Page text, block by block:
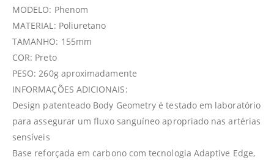
MODELO: Phenom
MATERIAL: Poliuretano
TAMANHO: 155mm
COR: Preto
PESO: 260g aproximadamente
INFORMAÇÕES ADICIONAIS:
Design patenteado Body Geometry é testado em laboratório
para assegurar um fluxo sanguíneo apropriado nas artérias
sensíveis
Base reforçada em carbono com tecnologia Adaptive Edge,